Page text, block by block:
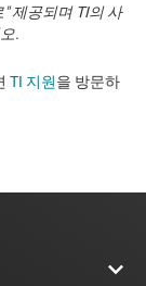
제공되며 TI의 사
.
TI 지원을 방문하